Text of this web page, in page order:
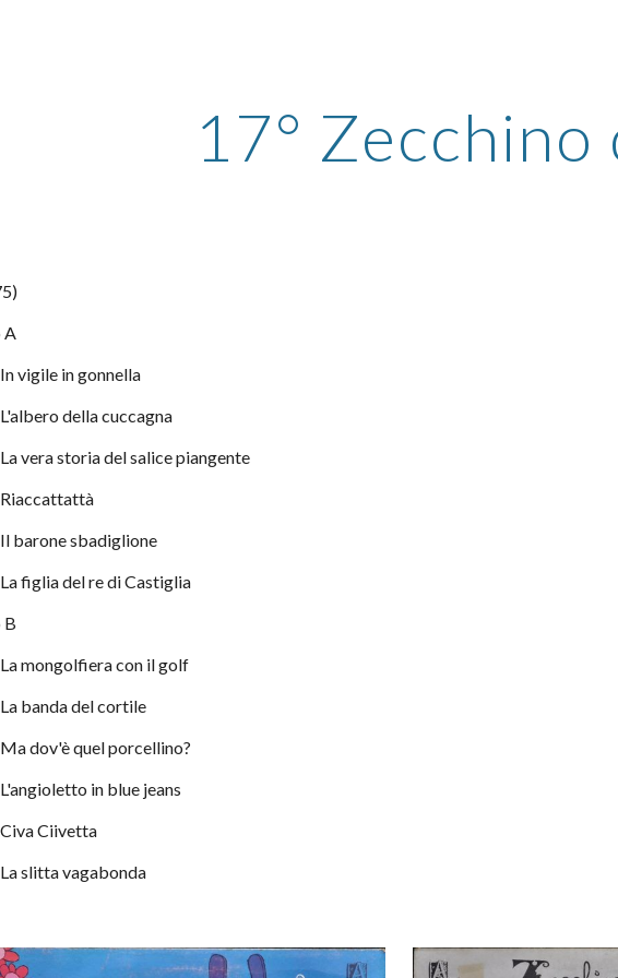
17°
A
In vigile in gonnella
L'albero della cuccagna
La vera storia del salice piangente
Riaccattattà
Il barone sbadiglione
La figlia del re di Castiglia
B
La mongolfiera con il golf
La banda del cortile
Ma dov'è quel porcellino?
L'angioletto in blue jeans
Civa Ciivetta
La slitta vagabonda